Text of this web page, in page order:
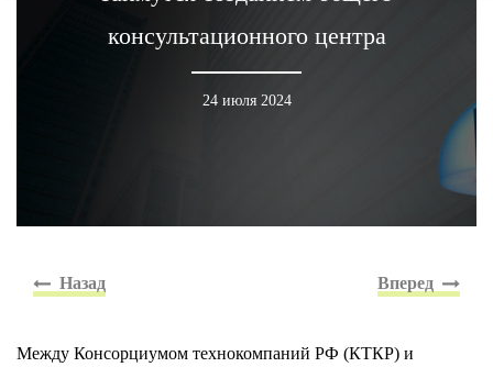
консультационного центра
24 июля 2024
Между Консорциумом технокомпаний РФ (КТКР) и